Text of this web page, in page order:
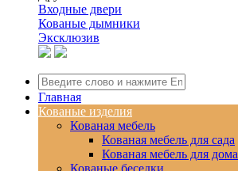
Входные двери
Кованые дымники
Эксклюзив
Главная
Кованые изделия
Кованая мебель
Кованая мебель для сада
Кованая мебель для дома
Кованые беседки